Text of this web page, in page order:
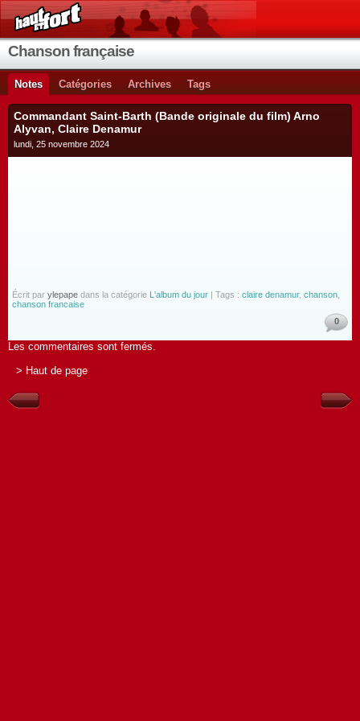
Chanson française
Notes Catégories Archives Tags
Commandant Saint-Barth (Bande originale du film) Arno
Alyvan, Claire Denamur
lundi, 25 novembre 2024
Écrit par ylepape dans la catégorie L'album du jour | Tags : claire denamur, chanson
chanson francaise
0
Les commentaires sont fermés.
> Haut de page